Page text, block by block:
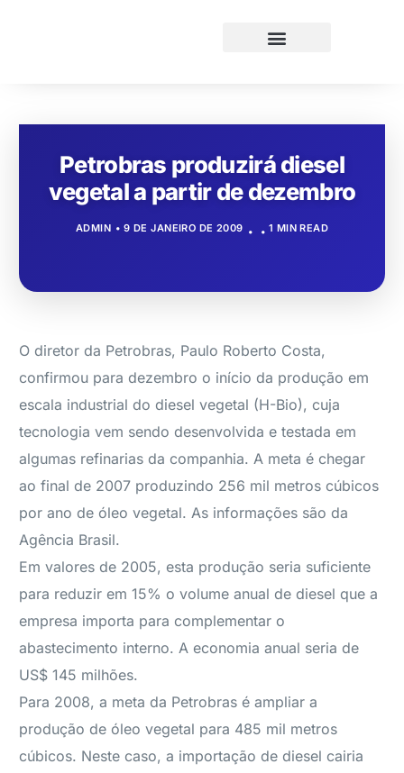
Petrobras produzirá diesel
vegetal a partir de dezembro
ADMIN 9 DE JANEIRO DE 2009 1 MIN READ
O diretor da Petrobras, Paulo Roberto Costa,
confirmou para dezembro o início da produção em
escala industrial do diesel vegetal (H-Bio), cuja
tecnologia vem sendo desenvolvida e testada em
algumas refinarias da companhia. A meta é chegar
ao final de 2007 produzindo 256 mil metros cúbicos
por ano de óleo vegetal. As informações são da
Agência Brasil.
Em valores de 2005, esta produção seria suficiente
para reduzir em 15% o volume anual de diesel que a
empresa importa para complementar o
abastecimento interno. A economia anual seria de
US$ 145 milhões.
Para 2008, a meta da Petrobras é ampliar a
produção de óleo vegetal para 485 mil metros
cúbicos. Neste caso, a importação de diesel cairia